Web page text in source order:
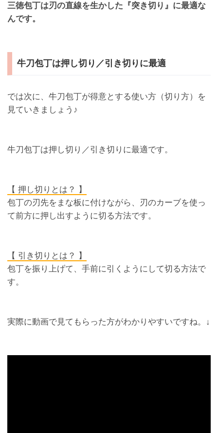
三徳包丁は刃の直線を生かした『突き切り』に最適な
んです。
牛刀包丁は押し切り／引き切りに最適
では次に、牛刀包丁が得意とする使い方（切り方）を
見ていきましょう♪
牛刀包丁は押し切り／引き切りに最適です。
【 押し切りとは？ 】
包丁の刃先をまな板に付けながら、刃のカーブを使っ
て前方に押し出すように切る方法です。
【 引き切りとは？ 】
包丁を振り上げて、手前に引くようにして切る方法で
す。
実際に動画で見てもらった方がわかりやすいですね。↓